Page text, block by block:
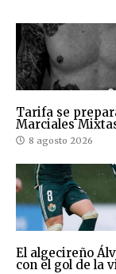
Tarifa se
Marciales
8 agosto 2026
El algecireño
con el gol de la